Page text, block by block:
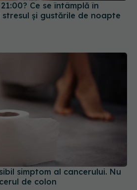
Ce se întâmplă în
și gustările de noapte
simptom al cancerului. Nu
de colon